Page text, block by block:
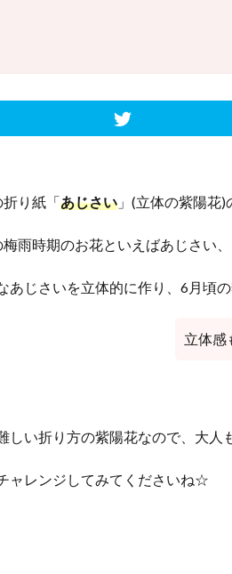
り紙「あじさい 」(立体の紫陽花
雨時期のお花といえばあじさい
あじさいを立体的に作り、6月頃
立体感
しい折り方の紫陽花なので、大人
ャレンジしてみてくださいね☆